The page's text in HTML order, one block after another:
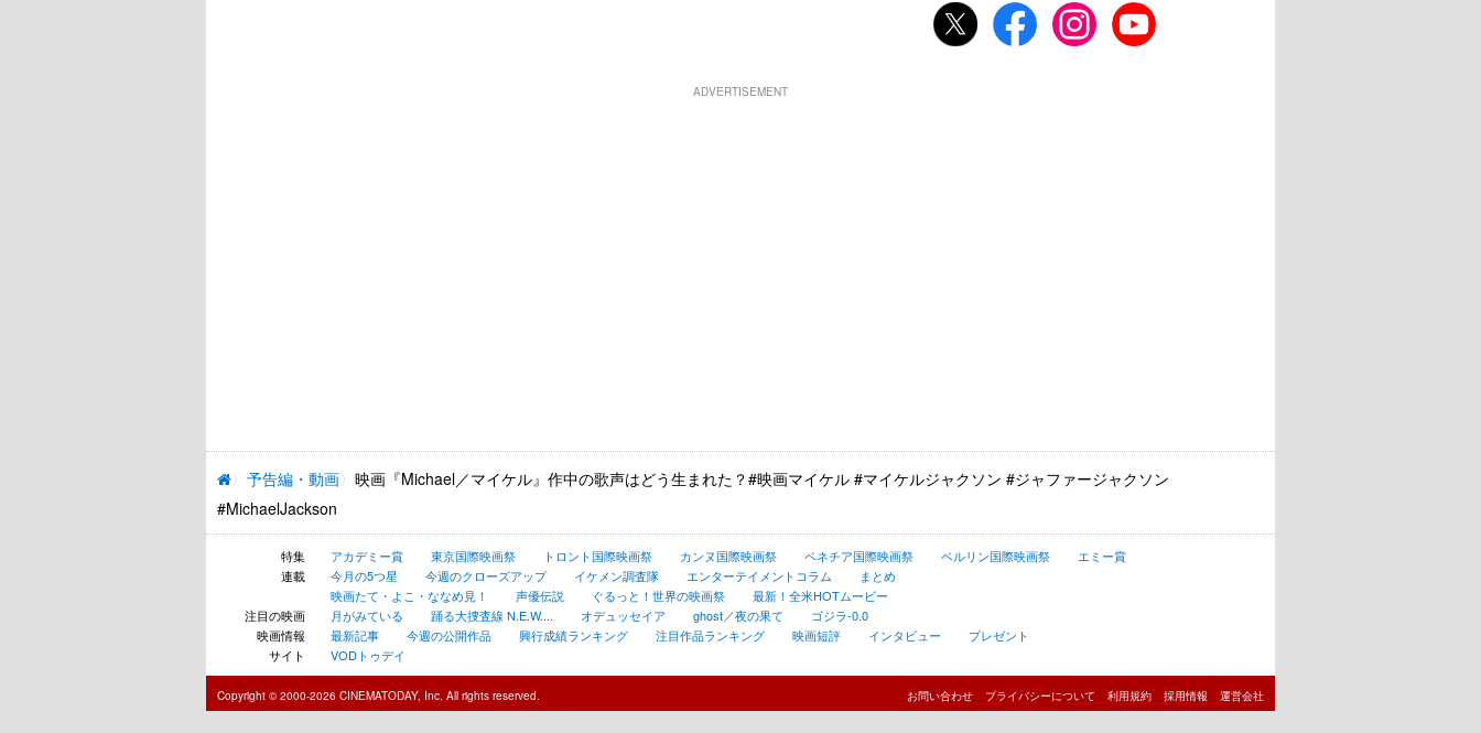
ADVERTISEMENT
予告編・動画
映画『Michael／マイケル』作中の歌声はどう生まれた？#映画マイケル #マイケルジャクソン #ジャファージャクソン
#MichaelJackson
特集 アカデミー賞 東京国際映画祭 トロント国際映画祭 カンヌ国際映画祭 ベネチア国際映画祭 ベルリン国際映画祭
エミー賞
連載
今月の5つ星 今週のクローズアップ イケメン調査隊 エンターテイメントコラム
まとめ
映画たて・よこ・ななめ見！
声優伝説 ぐるっと！世界の映画祭
最新！全米HOTムービー
注目の映画
月がみている 踊る大捜査線 N.E.W.... オデュッセイア ghost／夜の果て
ゴジラ-0.0
映画情報
最新記事 今週の公開作品 興行成績ランキング 注目作品ランキング 映画短評 インタビュー
プレゼント
サイト
VODトゥデイ
Copyright © 2000-2026 CINEMATODAY, Inc. All rights reserved. お問い合わせ プライバシーについて 利用規約 採用情報 運営会社